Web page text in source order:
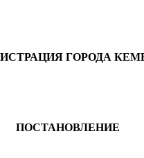
ГОРОДА
ПОСТАНОВЛЕНИЕ